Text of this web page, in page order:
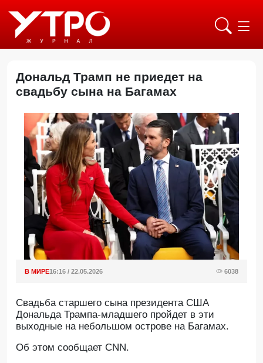
Дональд Трамп не приедет на
свадьбу сына на Багамах
В МИРЕ16:16 / 22.05.2026 6038
Свадьба старшего сына президента США
Дональда Трампа-младшего пройдет в эти
выходные на небольшом острове на Багамах.
Об этом сообщает CNN.